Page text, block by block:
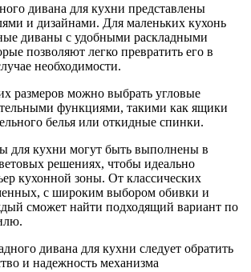
дивана для кухни представлены
и дизайнами. Для маленьких кухонь
диваны с удобными раскладными
позволяют легко превратить его в
необходимости.
размеров можно выбрать угловые
функциями, такими как ящики
белья или откидные спинки.
для кухни могут быть выполнены в
решениях, чтобы идеально
кухонной зоны. От классических
с широким выбором обивки и
сможет найти подходящий вариант по
дивана для кухни следует обратить
и надежность механизма